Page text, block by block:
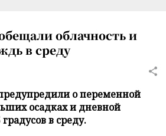
облачность и
в среду
о переменной
осадках и дневной
в среду.